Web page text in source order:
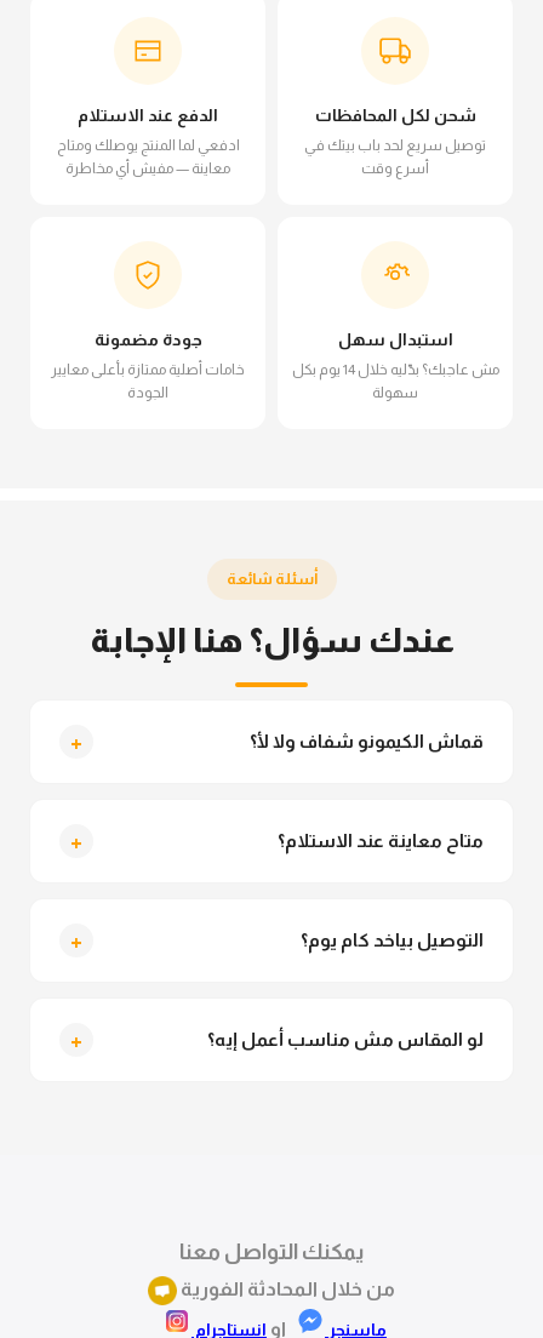
شحن لكل المحافظات
توصيل سريع لحد باب بيتك في
أسرع وقت
الدفع عند الاستلام
ادفعي لما المنتج يوصلك ومتاح
معاينة — مفيش أي مخاطرة
استبدال سهل
مش عاجبك؟ بدّليه خلال 14 يوم بكل
سهولة
جودة مضمونة
خامات أصلية ممتازة بأعلى معايير
الجودة
أسئلة شائعة
عندك سؤال؟ هنا الإجابة
قماش الكيمونو شفاف ولا لأ؟ +
متاح معاينة عند الاستلام؟ +
التوصيل بياخد كام يوم؟ +
لو المقاس مش مناسب أعمل إيه؟ +
يمكنك التواصل معنا
من خلال المحادثة الفورية
ماسنجر او انستاجرام